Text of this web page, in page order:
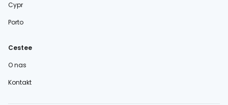
Cypr
Porto
Cestee
O nas
Kontakt